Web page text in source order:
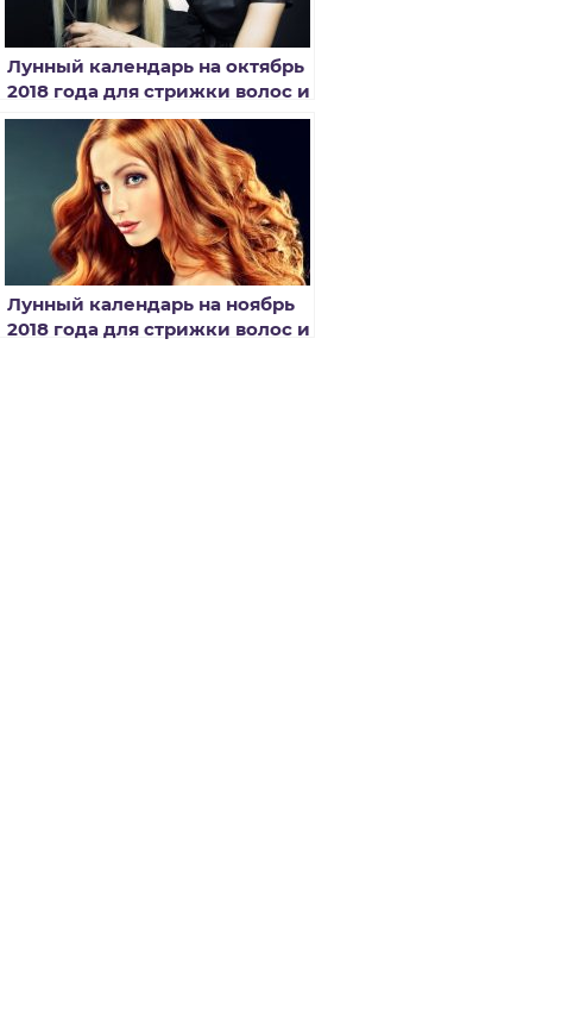
Лунный календарь на октябрь
2018 года для стрижки волос и
окрашивания
Лунный календарь на ноябрь
2018 года для стрижки волос и